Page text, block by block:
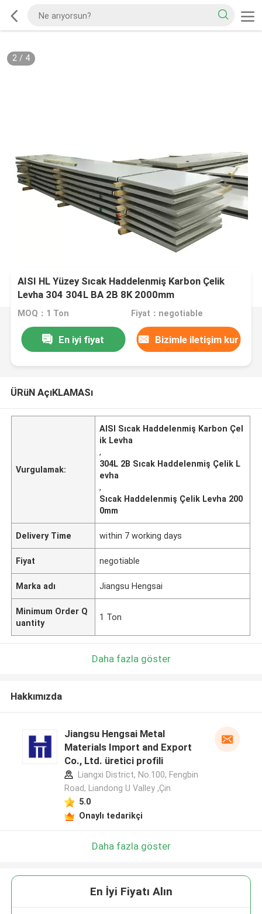
2/ 4
AISI HL Yüzey Sıcak Haddelenmiş Karbon Çelik
Levha 304 304L BA 2B 8K 2000mm
MOQ：1 Ton Fiyat：negotiable
En iyi fiyat Bizimle iletişim kur
ÜRüN AçıKLAMASı
Vurgulamak:
AISI Sıcak Haddelenmiş Karbon Çel
ik Levha
,
304L 2B Sıcak Haddelenmiş Çelik L
evha
,
Sıcak Haddelenmiş Çelik Levha 200
0mm
Delivery Time within 7 working days
Fiyat negotiable
Marka adı Jiangsu Hengsai
Minimum Order Q
uantity
1 Ton
Daha fazla göster
Hakkımızda
Jiangsu Hengsai Metal
Materials Import and Export
Co., Ltd. üretici profili
Liangxi District, No.100, Fengbin
Road, Liandong U Valley ,Çin
5.0
Onaylı tedarikçi
Daha fazla göster
En İyi Fiyatı Alın